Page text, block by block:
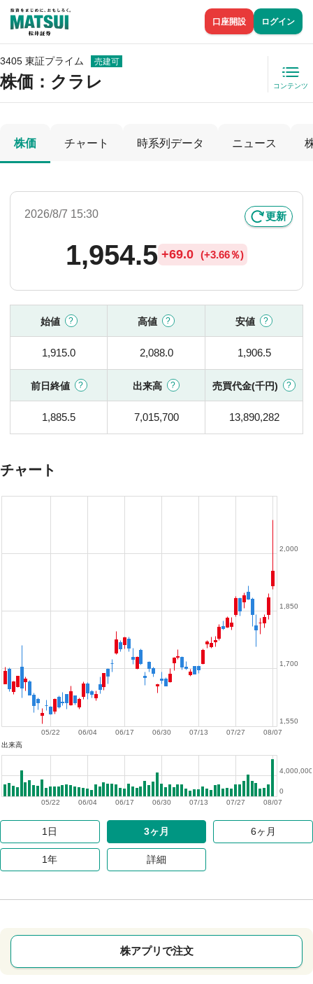
口座開設 ログイン
3405 東証プライム 売建可
株価 ：クラレ コンテンツ
株価 チャート 時系列データ ニュース
2026/8/7 15:30 更新
1,954.5 +69.0 (+3.66％)
始値 高値 安値
1,915.0 2,088.0 1,906.5
前日終値 出来高 売買代金(千円)
1,885.5 7,015,700 13,890,282
チャート
08/07
07/27
07/13
06/30
06/17
06/04
05/22
1,550
1,700
1,850
2,000
出来高
08/07
07/27
07/13
06/30
06/17
06/04
05/22
0
4,000,000
1日 3ヶ月 6ヶ月
1年 詳細
株アプリで注文